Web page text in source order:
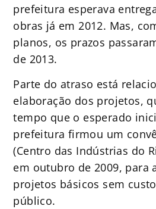
prefeitura esperava
obras já em 2012. Mas,
planos, os prazos
de 2013.
Parte do atraso está
elaboração dos projetos,
tempo que o esperado
prefeitura firmou um
(Centro das Indústrias do
em outubro de 2009, para
projetos básicos sem
público.